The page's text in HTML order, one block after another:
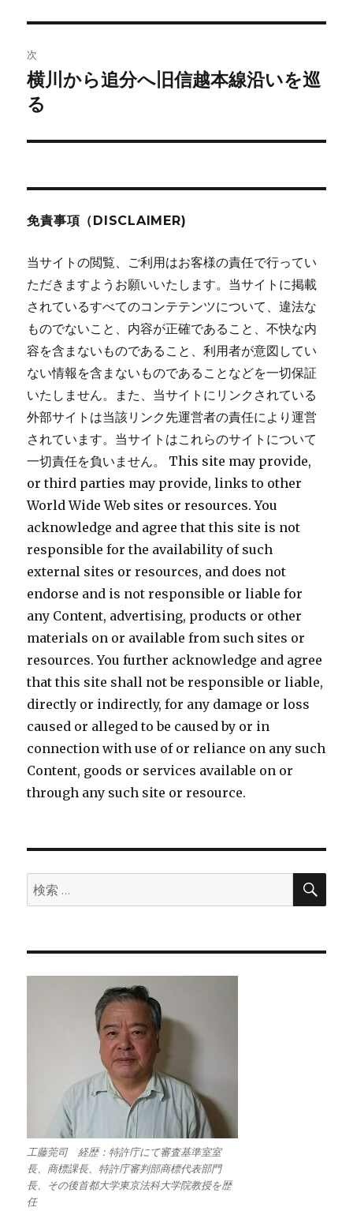
ビ
ゲ
ー
シ
ン
稿:
次
次
の
稿:
横川から追分へ旧信越本線沿いを巡
る
免責事項（DISCLAIMER)
当サイトの閲覧、ご利用はお客様の責任で行ってい
ただきますようお願いいたします。当サイトに掲載
されているすべてのコンテテンツについて、違法な
ものでないこと、内容が正確であること、不快な内
容を含まないものであること、利用者が意図してい
ない情報を含まないものであることなどを一切保証
いたしません。また、当サイトにリンクされている
外部サイトは当該リンク先運営者の責任により運営
されています。当サイトはこれらのサイトについて
一切責任を負いません。 This site may provide,
or third parties may provide, links to other
World Wide Web sites or resources. You
acknowledge and agree that this site is not
responsible for the availability of such
external sites or resources, and does not
endorse and is not responsible or liable for
any Content, advertising, products or other
materials on or available from such sites or
resources. You further acknowledge and agree
that this site shall not be responsible or liable,
directly or indirectly, for any damage or loss
caused or alleged to be caused by or in
connection with use of or reliance on any such
Content, goods or services available on or
through any such site or resource.
検
索:
検
工藤莞司 経歴：特許庁にて審査基準室室
長、商標課長、特許庁審判部商標代表部門
長、その後首都大学東京法科大学院教授を歴
任